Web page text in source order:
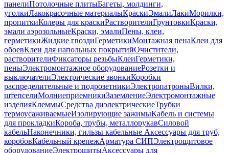
панелиПотолочные плитыБагеты, молдинги,
уголкиЛакокрасочные материалыКраскиЭмалиЛакиМорилки,
пропиткиКолеры для краскиРастворителиГрунтовкиКраски,
эмали аэрозольныеКраски, эмалиПены, клеи,
герметикиЖидкие гвоздиГерметикиМонтажная пенаКлеи для
обоевКлеи для напольных покрытийОчистители,
растворителиФиксаторы резьбыКлеиГерметики,
пеныЭлектромонтажное оборудованиеРозетки и
выключателиЭлектрические звонкиКоробки
распределительные и подрозетникиЭлектропатроныВилки,
штепселиМолниеприемникиЗаземлениеЭлектромонтажные
изделияКлеммыСредства диэлектрическиеТрубки
термоусаживаемыеИзолирующие зажимыКабель и системы
для прокладкиКороба, трубы, металлорукавСиловой
кабельНаконечники, гильзы кабельные Аксессуары для труб,
коробовКабельный крепежАрматура СИПЭлектрощитовое
оборудованиеЭлектрощитыАксессуары для